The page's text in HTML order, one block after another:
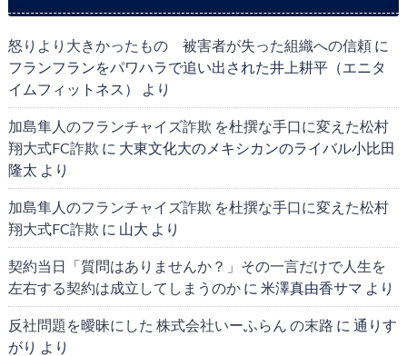
怒りより大きかったもの 被害者が失った組織への信頼に
フランフランをパワハラで追い出された井上耕平（エニタ
イムフィットネス）
より
加島隼人のフランチャイズ詐欺 を杜撰な手口に変えた松村
翔大式FC詐欺 に 大東文化大のメキシカンのライバル小比田
隆太 より
加島隼人のフランチャイズ詐欺 を杜撰な手口に変えた松村
翔大式FC詐欺 に 山大 より
契約当日「質問はありませんか？」その一言だけで人生を
左右する契約は成立してしまうのかに 米澤真由香サマ より
反社問題を曖昧にした 株式会社いーふらん の末路 に 通りす
がり より